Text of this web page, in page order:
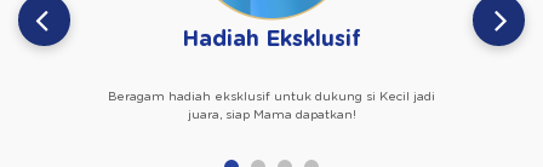
Hadiah Eksklusif
Beragam hadiah eksklusif untuk dukung si Kecil jadi
juara, siap Mama dapatkan!